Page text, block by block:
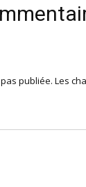
publiée. Les